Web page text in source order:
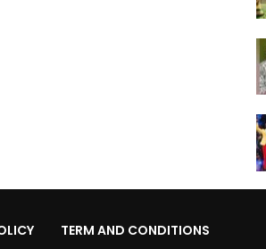
TERM AND CONDITIONS